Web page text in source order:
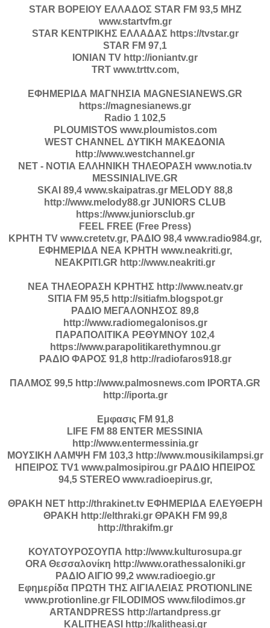
STAR ΒΟΡΕΙΟΥ ΕΛΛΑΔΟΣ STAR FM 93,5 MHZ
www.startvfm.gr
STAR ΚΕΝΤΡΙΚΗΣ ΕΛΛΑΔΑΣ https://tvstar.gr
STAR FM 97,1
IONIAN TV http://ioniantv.gr
TRT www.trttv.com,
ΕΦΗΜΕΡΙΔΑ ΜΑΓΝΗΣΙΑ MAGNESIANEWS.GR
https://magnesianews.gr
Radio 1 102,5
PLOUMISTOS www.ploumistos.com
WEST CHANNEL ΔΥΤΙΚΗ ΜΑΚΕΔΟΝΙΑ
http://www.westchannel.gr
ΝΕΤ - ΝΟΤΙΑ ΕΛΛΗΝΙΚΗ ΤΗΛΕΟΡΑΣΗ www.notia.tv
MESSINIALIVE.GR
SKAI 89,4 www.skaipatras.gr MELODY 88,8
http://www.melody88.gr JUNIORS CLUB
https://www.juniorsclub.gr
FEEL FREE (Free Press)
ΚΡΗΤΗ TV www.cretetv.gr, ΡΑΔΙΟ 98,4 www.radio984.gr,
ΕΦΗΜΕΡΙΔΑ ΝΕΑ ΚΡΗΤΗ www.neakriti.gr,
ΝΕΑΚΡΙΤΙ.GR http://www.neakriti.gr
ΝΕΑ ΤΗΛΕΟΡΑΣΗ ΚΡΗΤΗΣ http://www.neatv.gr
SITIA FM 95,5 http://sitiafm.blogspot.gr
ΡΑΔΙΟ ΜΕΓΑΛΟΝΗΣΟΣ 89,8
http://www.radiomegalonisos.gr
ΠΑΡΑΠΟΛΙΤΙΚΑ ΡΕΘΥΜΝΟΥ 102,4
https://www.parapolitikarethymnou.gr
ΡΑΔΙΟ ΦΑΡΟΣ 91,8 http://radiofaros918.gr
ΠΑΛΜΟΣ 99,5 http://www.palmosnews.com IPORTA.GR
http://iporta.gr
Εμφασις FM 91,8
LIFE FM 88 ENTER MESSINIA
http://www.entermessinia.gr
ΜΟΥΣΙΚΗ ΛΑΜΨΗ FM 103,3 http://www.mousikilampsi.gr
ΗΠΕΙΡΟΣ TV1 www.palmosipirou.gr ΡΑΔΙΟ ΗΠΕΙΡΟΣ
94,5 STEREO www.radioepirus.gr,
ΘΡΑΚΗ ΝΕΤ http://thrakinet.tv ΕΦΗΜΕΡΙΔΑ ΕΛΕΥΘΕΡΗ
ΘΡΑΚΗ http://elthraki.gr ΘΡΑΚΗ FM 99,8
http://thrakifm.gr
ΚΟΥΛΤΟΥΡΟΣΟΥΠΑ http://www.kulturosupa.gr
ORA Θεσσαλονίκη http://www.orathessaloniki.gr
ΡΑΔΙΟ ΑΙΓΙΟ 99,2 www.radioegio.gr
Εφημερίδα ΠΡΩΤΗ ΤΗΣ ΑΙΓΙΑΛΕΙΑΣ PROTIONLINΕ
www.protionline.gr FILODIMOS www.filodimos.gr
ARTANDPRESS http://artandpress.gr
KALITHEASI http://kalitheasi.gr